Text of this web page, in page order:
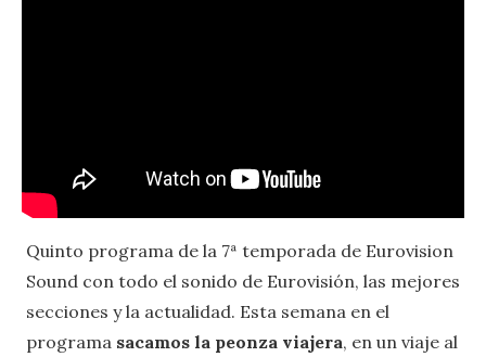
Quinto programa de la 7ª temporada de Eurovision
Sound con todo el sonido de Eurovisión, las mejores
secciones y la actualidad. Esta semana en el
programa sacamos la peonza viajera, en un viaje al